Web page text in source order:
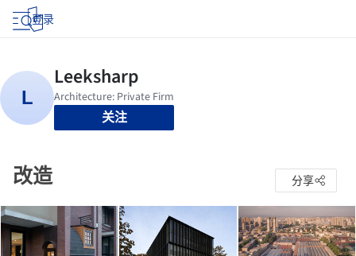
登录
关注
改造 分享